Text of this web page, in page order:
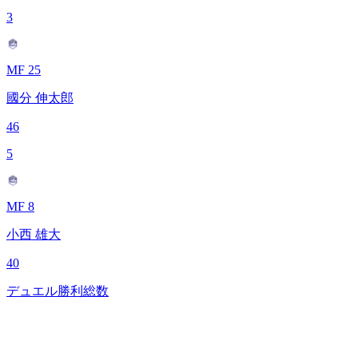
3
MF 25
國分 伸太郎
46
5
MF 8
小西 雄大
40
デュエル勝利総数